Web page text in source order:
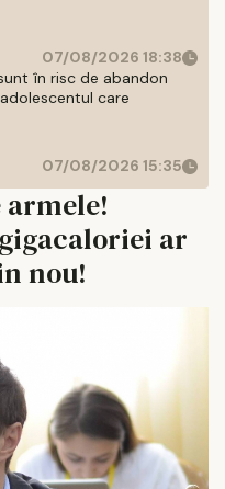
07/08/2026 18:38
în risc de abandon
care
07/08/2026 15:35
ar
nou!